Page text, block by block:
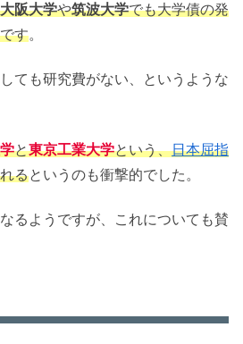
大阪大学や筑波大学でも大学債の発
す。
ても研究費がない、というような
と東京工業大学という、日本屈指
るというのも衝撃的でした。
るようですが、これについても賛